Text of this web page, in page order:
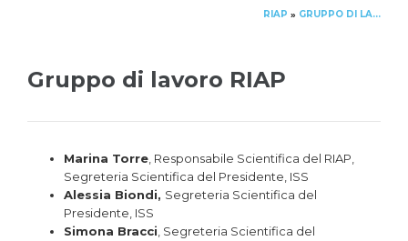
RIAP » GRUPPO DI LAVORO RIAP
Gruppo di lavoro RIAP
Marina Torre , Responsabile Scientifica del RIAP,
Segreteria Scientifica del Presidente, ISS
Alessia Biondi, Segreteria Scientifica del
Presidente, ISS
Simona Bracci , Segreteria Scientifica del